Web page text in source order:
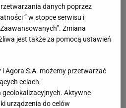
danych poprzez
” w stopce serwisu i
Zmiana
jest także za pomocą ustawień
Agora S.A. możemy przetwarzać
celach:
geolokalizacyjnych. Aktywne
urządzenia do celów